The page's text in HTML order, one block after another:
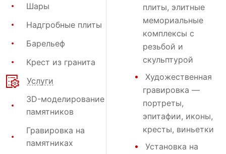
Шары
Надгробные плиты
Барельеф
Крест из гранита
Услуги
3D-моделирование
памятников
Гравировка на
памятниках
плиты, элитные
мемориальные
комплексы с
резьбой и
скульптурой
Художественная
гравировка —
портреты,
эпитафии, иконы,
кресты, виньетки
Установка на